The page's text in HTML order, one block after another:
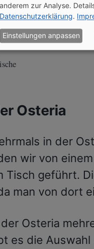
Osteria
in der
wir von
Tisch geführt.
man von dort
Osteria
es die
anderem zur Analyse.
Datenschutzerklärung.
Einstellungen anpassen